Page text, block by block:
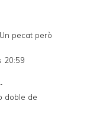
pecat però
20:59
doble de